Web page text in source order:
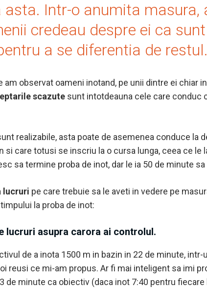
Intr-o anumita
credeau despre ei ca
a se diferentia de restul.
am observat oameni inotand, pe unii dintre ei
scazute sunt intotdeauna cele care conduc
realizabile, asta poate de asemenea conduce
si care totusi se inscriu la o cursa lunga, ceea ce le
sa termine proba de inot, dar le ia 50 de minute
lucruri pe care trebuie sa le aveti in vedere pe
la proba de inot:
lucruri asupra carora ai controlul.
de a inota 1500 m in bazin in 22 de minute,
reusi ce mi-am propus. Ar fi mai inteligent sa imi
de minute ca obiectiv (daca inot 7:40 pentru